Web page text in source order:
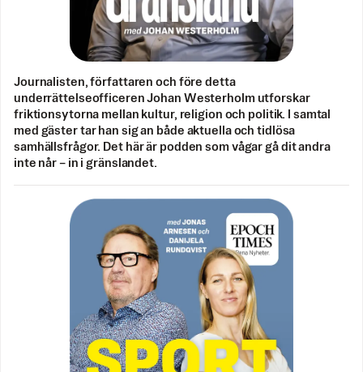
Journalisten, författaren och före detta
underrättelseofficeren Johan Westerholm utforskar
friktionsytorna mellan kultur, religion och politik. I samtal
med gäster tar han sig an både aktuella och tidlösa
samhällsfrågor. Det här är podden som vågar gå dit andra
inte når – in i gränslandet.